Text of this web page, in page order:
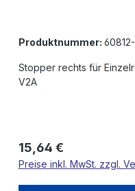
Produktnummer:
Stopper rechts für
V2A
Regulärer Preis:
15,64 €
Preise inkl. MwSt. zzgl.